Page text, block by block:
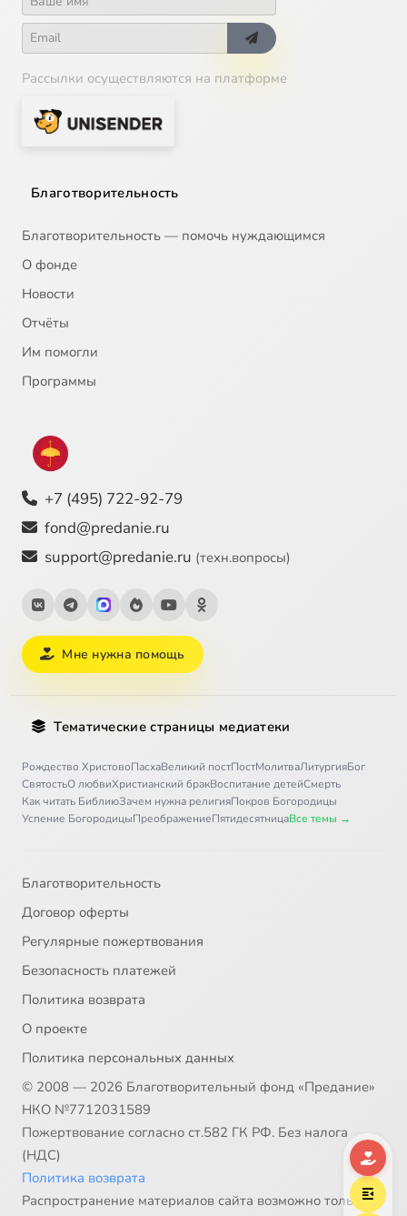
Рассылки осуществляются на платформе
Благотворительность
Благотворительность — помочь нуждающимся
О фонде
Новости
Отчёты
Им помогли
Программы
+7 (495) 722-92-79
fond@predanie.ru
support@predanie.ru (техн.вопросы)
Мне нужна помощь
Тематические страницы медиатеки
Рождество ХристовоПасхаВеликий постПостМолитваЛитургияБог
СвятостьО любвиХристианский бракВоспитание детейСмерть
Как читать БиблиюЗачем нужна религияПокров Богородицы
Успение БогородицыПреображениеПятидесятницаВсе темы →
Благотворительность
Договор оферты
Регулярные пожертвования
Безопасность платежей
Политика возврата
О проекте
Политика персональных данных
© 2008 — 2026 Благотворительный фонд «Предание»
НКО №7712031589
Пожертвование согласно ст.582 ГК РФ. Без налога
(НДС)
Политика возврата
Распространение материалов сайта возможно только в